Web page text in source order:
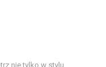
nie tylko w stylu